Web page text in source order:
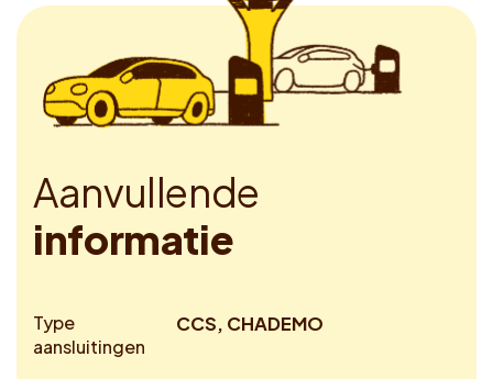
Aanvullende
informatie
Type
aansluitingen
CCS, CHADEMO